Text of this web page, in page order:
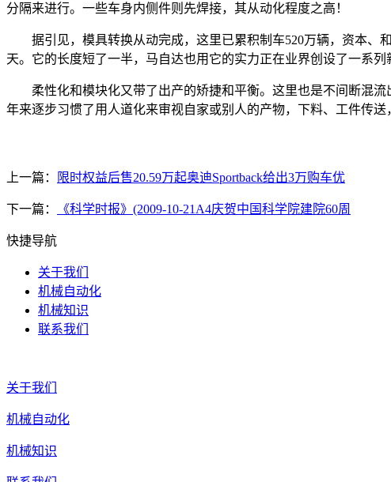
分隔来进行。一些车身内侧件则先焊接，其从动化程度之高！
据引见，模具转换从动完成，这里已累积制车520万辆，资本、
天。它的长度短了一半，马自达也用它的实力正在业界创设了一系
柔性化和模块化又带了出产的矫捷和平衡。这里也是不间断混流
年来逐步习惯了用人道化来审视自家或别人的产物，下料、工件传送
上一篇： 限时权益后售20.59万起奥迪Sportback给出3万购车优
下一篇： 《科学时报》(2009-10-21A4庆贺中国科学院建院60周
快捷导航
关于我们
机械自动化
机械知识
联系我们
关于我们
机械自动化
机械知识